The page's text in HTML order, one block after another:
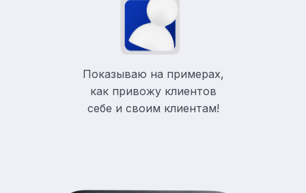
Показываю на примерах,
как привожу клиентов
себе и своим клиентам!